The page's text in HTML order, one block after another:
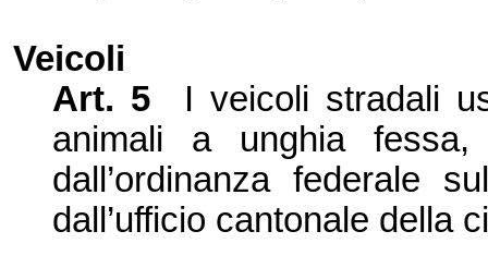
Veicoli
Art. 5
I veicoli stradali
animali a unghia
dall’ordinanza federale
dall’ufficio cantonale della